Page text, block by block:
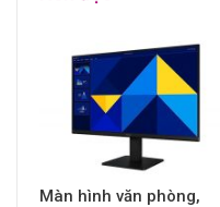
Màn hình văn phòng,